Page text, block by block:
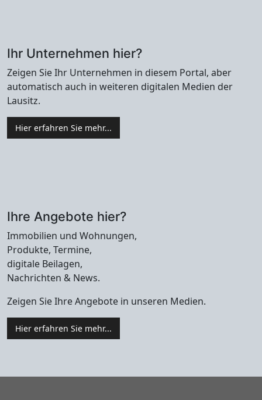
Ihr Unternehmen hier?
Zeigen Sie Ihr Unternehmen in diesem Portal, aber
automatisch auch in weiteren digitalen Medien der
Lausitz.
Hier erfahren Sie mehr...
Ihre Angebote hier?
Immobilien und Wohnungen,
Produkte, Termine,
digitale Beilagen,
Nachrichten & News.
Zeigen Sie Ihre Angebote in unseren Medien.
Hier erfahren Sie mehr...